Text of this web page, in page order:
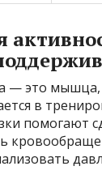
— это мышца,
в
помогают